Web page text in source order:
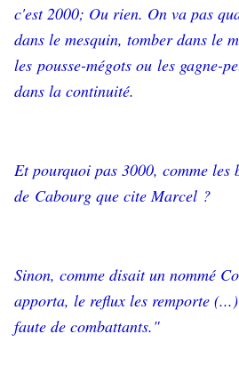
c'est 2000; Ou rien. On va pas
dans le mesquin, tomber dans le
les pousse-mégots ou les gagne-
dans la continuité.
Et pourquoi pas 3000, comme les
de Cabourg que cite Marcel ?
Sinon, comme disait un nommé
apporta, le reflux les remporte
faute de combattants."